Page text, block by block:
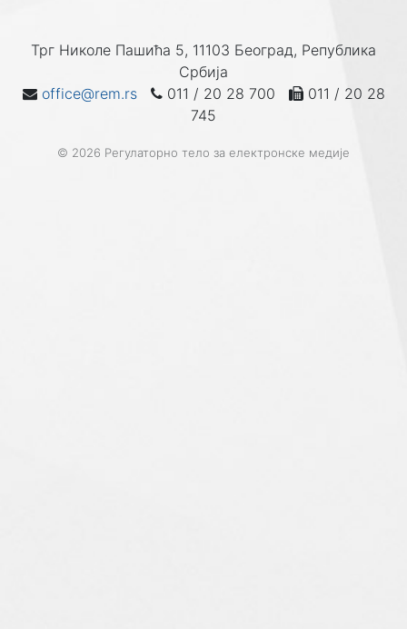
Трг Николе Пашића 5, 11103 Београд, Република
Србија
office@rem.rs
011 / 20 28 700
011 / 20 28
745
© 2026 Регулаторно тело за електронске медије